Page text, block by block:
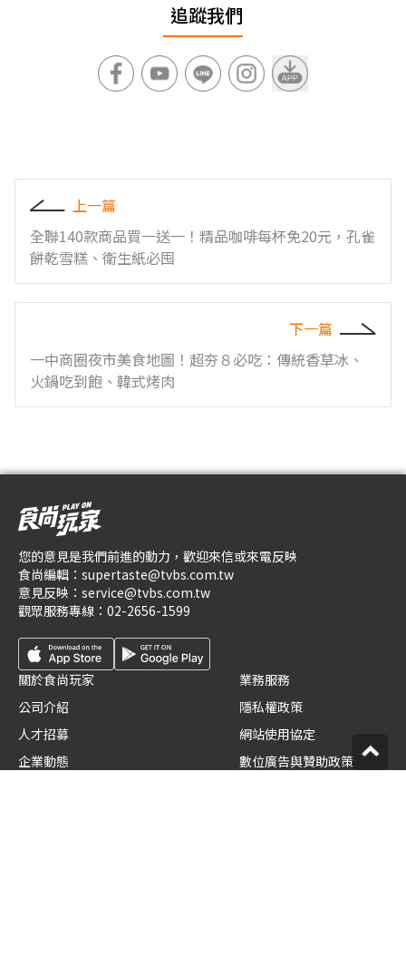
追蹤我們
上一篇
全聯140款商品買一送一！精品咖啡每杯免20元，孔雀
餅乾雪糕、衛生紙必囤
下一篇
一中商圈夜市美食地圖！超夯８必吃：傳統香草冰、
火鍋吃到飽、韓式烤肉
您的意見是我們前進的動力，歡迎來信或來電反映
食尚編輯： supertaste@tvbs.com.tw
意見反映： service@tvbs.com.tw
觀眾服務專線： 02-2656-1599
關於食尚玩家
公司介紹
人才招募
企業動態
業務服務
隱私權政策
網站使用協定
數位廣告與贊助政策